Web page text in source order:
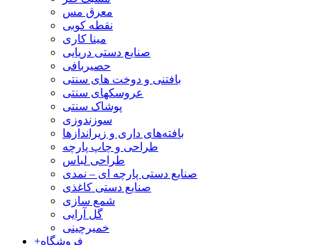
معرق مس
نقطه کوبی
مینا کاری
صنایع دستی دریایی
حصیربافی
بافتنی‌ و دوخت های سنتی
عروسکهای سنتی
پوشاک سنتی
سوزندوزی
بافته‌های داری و زیراندازها
طراحی و چاپ پارچه
طراحی لباس
صنایع دستی پارچه ای – نمدی
صنایع دستی کاغذی
شمع سازی
گل آرایی
خمیرچینی
+فروشگاه